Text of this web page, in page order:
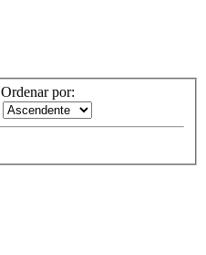
Ordenar por: